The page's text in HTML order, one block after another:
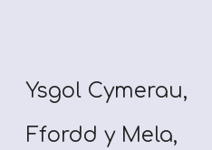
Ysgol Cymerau,
Ffordd y Mela,